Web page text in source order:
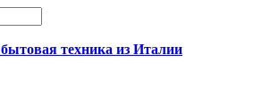
техника из Италии